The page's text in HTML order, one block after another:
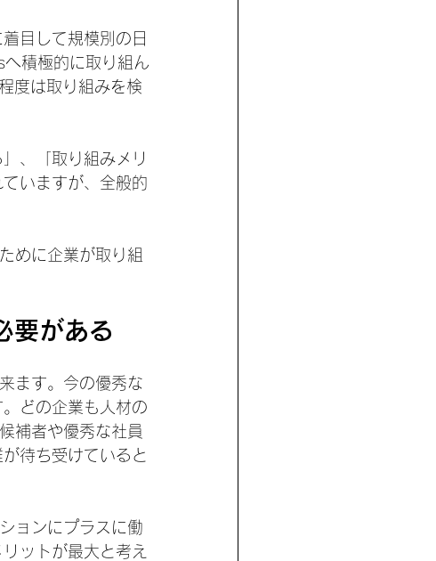
目して規模別の日
積極的に取り組ん
度は取り組みを検
、「取り組みメリ
いますが、全般的
めに企業が取り組
要がある
ます。今の優秀な
どの企業も人材の
補者や優秀な社員
待ち受けていると
ョンにプラスに働
ットが最大と考え